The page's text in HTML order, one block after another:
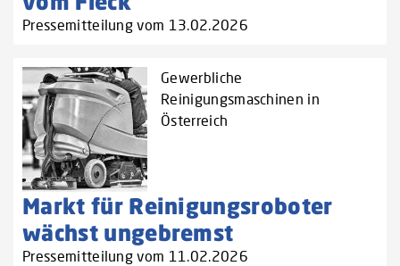
Pressemitteilung vom 13.02.2026
Gewerbliche
Reinigungsmaschinen in
Österreich
Markt für Reinigungsroboter
wächst ungebremst
Pressemitteilung vom 11.02.2026